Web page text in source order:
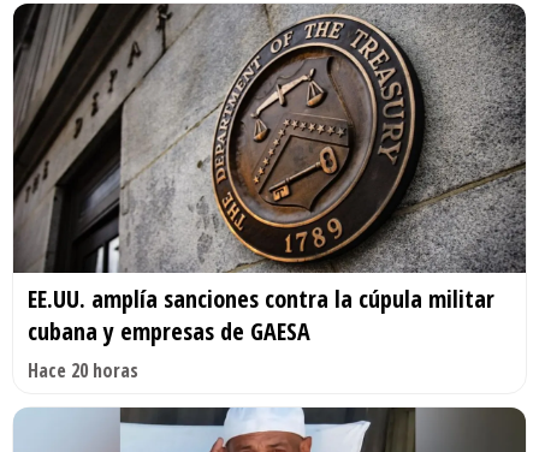
EE.UU. amplía sanciones contra la cúpula militar
cubana y empresas de GAESA
Hace 20 horas